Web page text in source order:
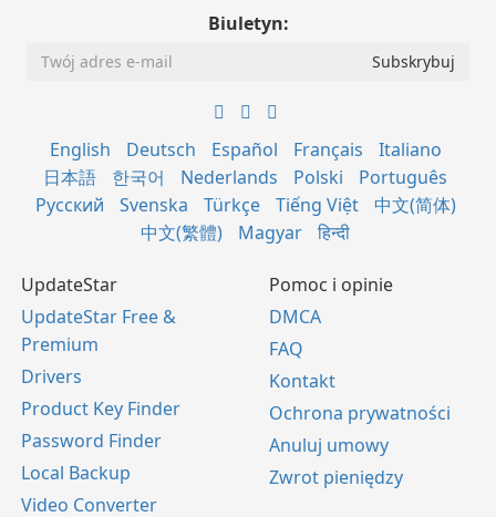
Biuletyn:
English Deutsch Español Français
Italiano
日本語
한국어 Nederlands Polski
Português
Русский
Svenska Türkçe Tiếng Việt
中文(简体)
中文(繁體)
Magyar हिन्दी
UpdateStar
UpdateStar Free &
Premium
Drivers
Product Key Finder
Password Finder
Local Backup
Video Converter
Pomoc i opinie
DMCA
FAQ
Kontakt
Ochrona prywatności
Anuluj umowy
Zwrot pieniędzy